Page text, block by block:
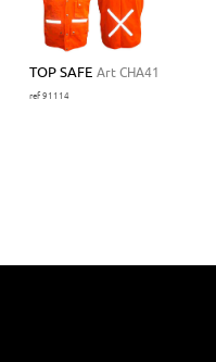
TOP SAFE Art CHA41
ref 91114